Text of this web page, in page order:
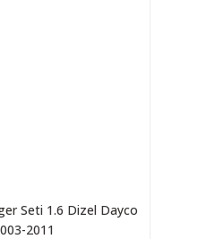
Seti 1.6 Dizel Dayco
2011